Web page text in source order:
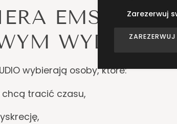
EMS W
WYDANIU?
wybierają osoby, które:
chcą tracić czasu,
Zarezerwuj